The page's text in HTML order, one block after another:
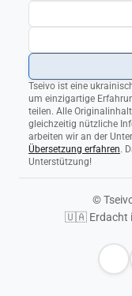
Tseivo ist eine
um einzigartige
teilen. Alle
gleichzeitig nützliche
arbeiten wir an der
Übersetzung erfahren.
Unterstützung!
©
🇺🇦 Erdacht